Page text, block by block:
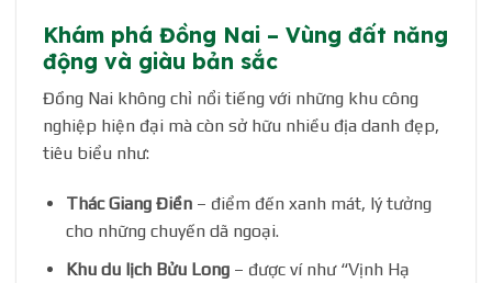
Khám phá Đồng Nai – Vùng đất năng
động và giàu bản sắc
Đồng Nai không chỉ nổi tiếng với những khu công
nghiệp hiện đại mà còn sở hữu nhiều địa danh đẹp,
tiêu biểu như:
Thác Giang Điền– điểm đến xanh mát, lý tưởng
cho những chuyến dã ngoại.
Khu du lịch Bửu Long– được ví như “Vịnh Hạ